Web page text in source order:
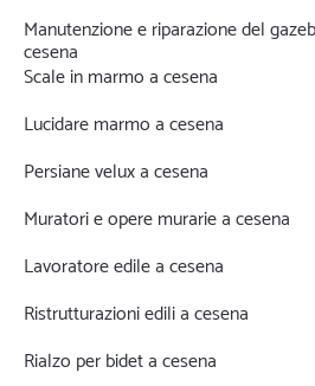
Manutenzione e riparazione del
cesena
Scale in marmo a cesena
Lucidare marmo a cesena
Persiane velux a cesena
Muratori e opere murarie a cesena
Lavoratore edile a cesena
Ristrutturazioni edili a cesena
Rialzo per bidet a cesena